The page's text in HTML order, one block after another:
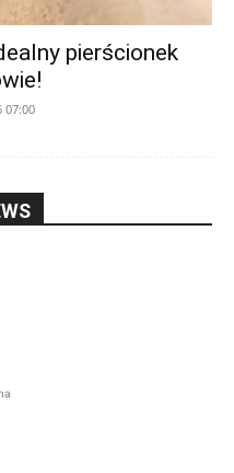
pierścionek
07:00